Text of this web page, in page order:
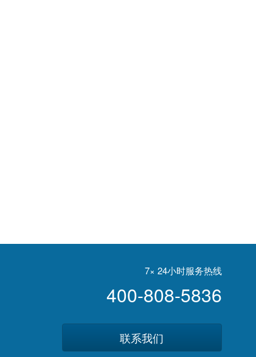
7× 24小时服务热线
400-808-5836
联系我们